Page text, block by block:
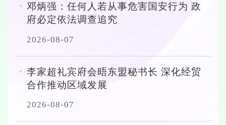
邓炳强：任何人若从事危害国安行为 政
府必定依法调查追究
2026-08-07
李家超礼宾府会晤东盟秘书长 深化经贸
合作推动区域发展
2026-08-07